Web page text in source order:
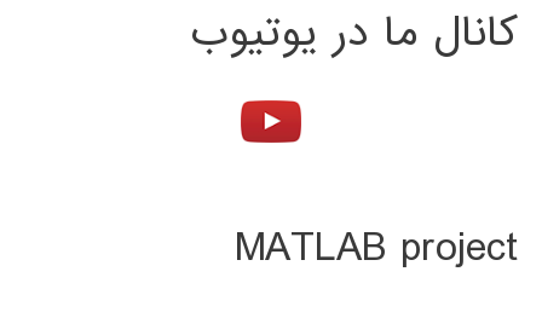
کانال ما در یوتیوب
MATLAB project